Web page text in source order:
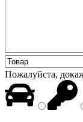
Пожалуйста,